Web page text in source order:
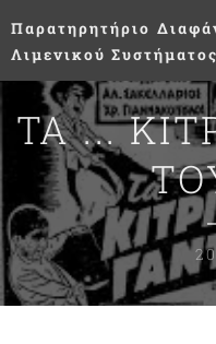
Παρατηρητήριο
Λιμενικού Συστήματος
ΤΑ ...